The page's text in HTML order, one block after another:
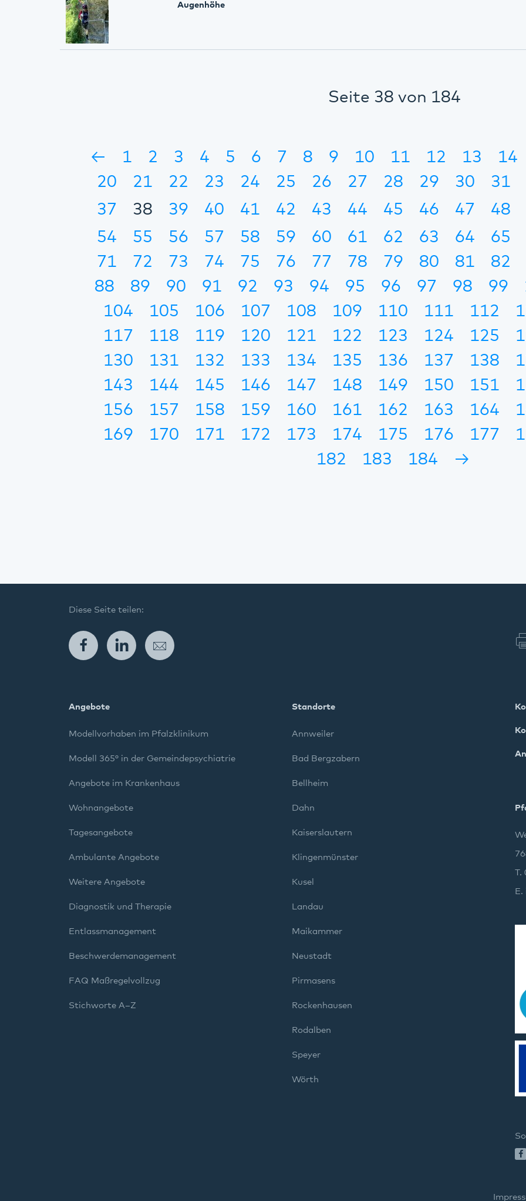
Augenhöhe
Seite 38 von 184
← 1 2 3 4 5 6 7 8 9 10 11 12 13 14
20
21 22 23 24 25 26 27 28 29 30 31
37
38 39 40 41 42 43 44 45 46 47 48
54
55 56 57 58 59 60 61 62 63 64 65
71
72 73 74 75 76 77 78 79 80 81 82
88
89 90 91 92 93 94 95 96 97 98 99
104
105 106 107 108 109 110 111 112
117
118 119 120 121 122 123 124 125
130
131 132 133 134 135 136 137 138
143
144 145 146 147 148 149 150 151
156
157 158 159 160 161 162 163 164
169
170 171 172 173 174 175 176 177
182
183 184 →
Diese Seite teilen:
FacebookLinkedIn
Angebote
Modellvorhaben im Pfalzklinikum
Modell 365° in der Gemeindepsychiatrie
Angebote im Krankenhaus
Wohnangebote
Tagesangebote
Ambulante Angebote
Weitere Angebote
Diagnostik und Therapie
Entlassmanagement
Beschwerdemanagement
FAQ Maßregelvollzug
Stichworte A–Z
Standorte
Annweiler
Bad Bergzabern
Bellheim
Dahn
Kaiserslautern
Klingenmünster
Kusel
Landau
Maikammer
Neustadt
Pirmasens
Rockenhausen
Rodalben
Speyer
Wörth
T.
E.